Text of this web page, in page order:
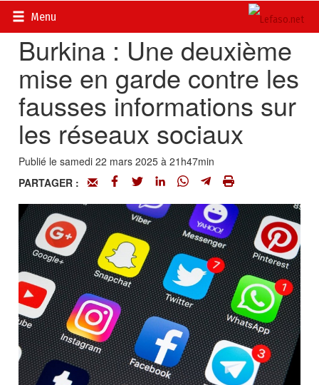
Menu
Accueil>
Burkina : Une deuxième
mise en garde contre les
fausses informations sur
les réseaux sociaux
Publié le samedi 22 mars 2025 à 21h47min
PARTAGER :